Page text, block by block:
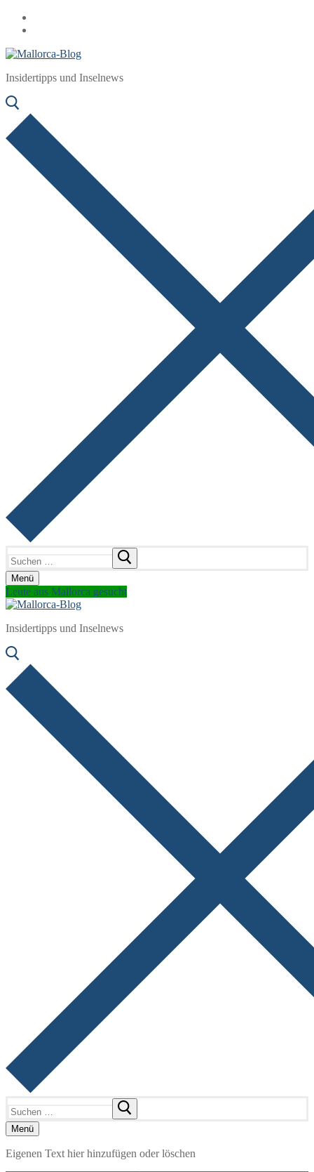
Zum
Inhalt
Menü
Schließen
Insidertipps und Inselnews
nach:
Menü
Leute aus Mallorca gesucht
Insidertipps und Inselnews
nach:
Menü
Eigenen Text hier hinzufügen oder löschen